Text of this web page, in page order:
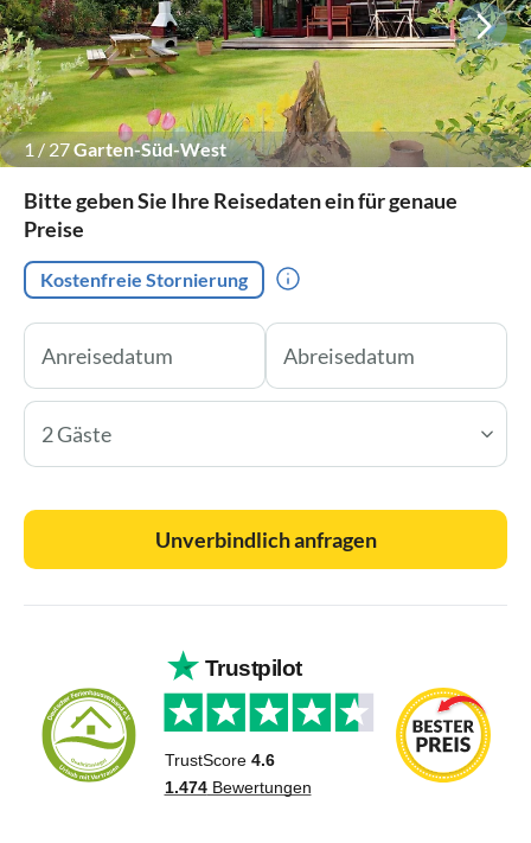
1 / 27Garten-Süd-West
Bitte geben Sie Ihre Reisedaten ein für genaue
Preise
Kostenfreie Stornierung
2 Gäste
Unverbindlich anfragen